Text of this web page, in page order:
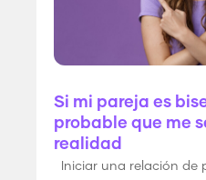
Si mi pareja es
probable que me
realidad
Iniciar una relación de